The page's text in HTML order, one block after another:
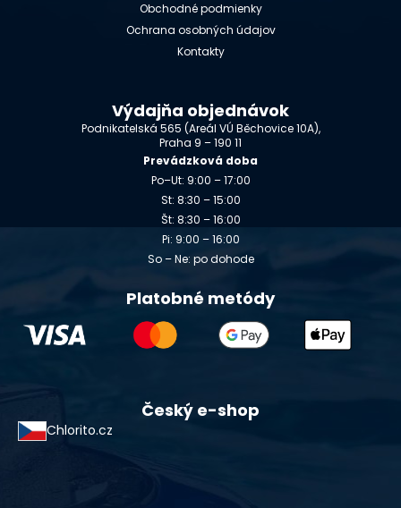
Obchodné podmienky
Ochrana osobných údajov
Kontakty
Výdajňa objednávok
Podnikatelská 565 (Areál VÚ Běchovice 10A),
Praha 9 – 190 11
Prevádzková doba
Po–Ut: 9:00 – 17:00
St: 8:30 – 15:00
Št: 8:30 – 16:00
Pi: 9:00 – 16:00
So – Ne: po dohode
Platobné metódy
Český e-shop
Chlorito.cz